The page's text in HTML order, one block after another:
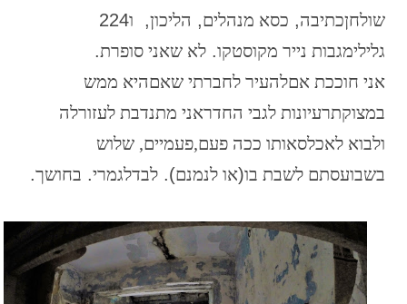
שולחןכתיבה,כסא מנהלים,הליכון, ו 224
גלילימגבות נייר מקוסטקו.לא שאני סופרת.
אני חוככת אםלהעיר לחברתי שאםהיא ממש
במצוקתרעיונות לגבי החדראני מתנדבת לעזורלה
ולבוא לאכלסאותו ככה פעם,פעמיים, שלוש
בשבועסתם לשבת בו (או לנמנם).לבדלגמרי.בחושך.